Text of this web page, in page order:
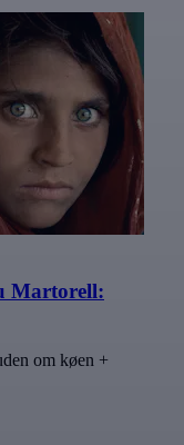
Martorell:
om køen +